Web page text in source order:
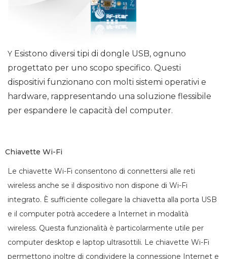
Y Esistono diversi tipi di dongle USB, ognuno
progettato per uno scopo specifico. Questi
dispositivi funzionano con molti sistemi operativi e
hardware, rappresentando una soluzione flessibile
per espandere le capacità del computer.
Chiavette Wi-Fi
Le chiavette Wi-Fi consentono di connettersi alle reti
wireless anche se il dispositivo non dispone di Wi-Fi
integrato. È sufficiente collegare la chiavetta alla porta USB
e il computer potrà accedere a Internet in modalità
wireless. Questa funzionalità è particolarmente utile per
computer desktop e laptop ultrasottili. Le chiavette Wi-Fi
permettono inoltre di condividere la connessione Internet e